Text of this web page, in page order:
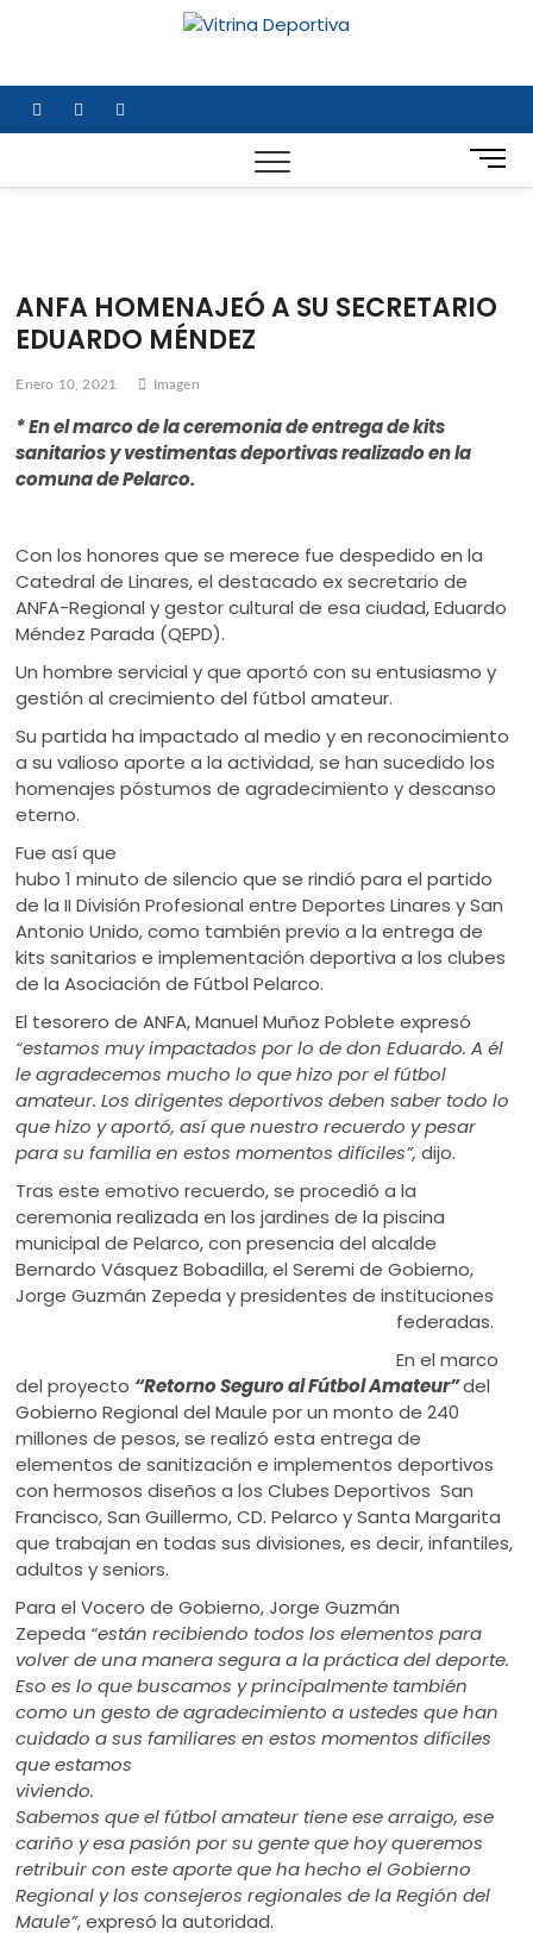
INTERNACIONAL
facebooktwitterinstagram
B
o
e
ANFA HOMENAJEÓ A SU SECRETARIO
EDUARDO MÉNDEZ
Enero 10, 2021 Imagen
* En el marco de la ceremonia de entrega de kits
sanitarios y vestimentas deportivas realizado en la
comuna de Pelarco.
Con los honores que se merece fue despedido en la
Catedral de Linares, el destacado ex secretario de
ANFA-Regional y gestor cultural de esa ciudad, Eduardo
Méndez Parada (QEPD).
Un hombre servicial y que aportó con su entusiasmo y
gestión al crecimiento del fútbol amateur.
Su partida ha impactado al medio y en reconocimiento
a su valioso aporte a la actividad, se han sucedido los
homenajes póstumos de agradecimiento y descanso
eterno.
Fue así que
hubo 1 minuto de silencio que se rindió para el partido
de la II División Profesional entre Deportes Linares y San
Antonio Unido, como también previo a la entrega de
kits sanitarios e implementación deportiva a los clubes
de la Asociación de Fútbol Pelarco.
El tesorero de ANFA, Manuel Muñoz Poblete expresó
“estamos muy impactados por lo de don Eduardo. A él
le agradecemos mucho lo que hizo por el fútbol
amateur. Los dirigentes deportivos deben saber todo lo
que hizo y aportó, así que nuestro recuerdo y pesar
para su familia en estos momentos difíciles”,dijo.
Tras este emotivo recuerdo, se procedió a la
ceremonia realizada en los jardines de la piscina
municipal de Pelarco, con presencia del alcalde
Bernardo Vásquez Bobadilla, el Seremi de Gobierno,
Jorge Guzmán Zepeda y presidentes de instituciones
federadas.
En el marco
del proyecto “Retorno Seguro al Fútbol Amateur”del
Gobierno Regional del Maule por un monto de 240
millones de pesos, se realizó esta entrega de
elementos de sanitización e implementos deportivos
con hermosos diseños a los Clubes Deportivos San
Francisco, San Guillermo, CD. Pelarco y Santa Margarita
que trabajan en todas sus divisiones, es decir, infantiles,
adultos y seniors.
Para el Vocero de Gobierno, Jorge Guzmán
Zepeda “están recibiendo todos los elementos para
volver de una manera segura a la práctica del deporte.
Eso es lo que buscamos y principalmente también
como un gesto de agradecimiento a ustedes que han
cuidado a sus familiares en estos momentos difíciles
que estamos
viviendo.
Sabemos que el fútbol amateur tiene ese arraigo, ese
cariño y esa pasión por su gente que hoy queremos
retribuir con este aporte que ha hecho el Gobierno
Regional y los consejeros regionales de la Región del
Maule”, expresó la autoridad.